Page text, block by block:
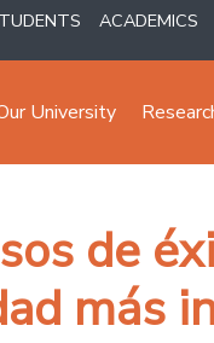
ACADEMICS
University
de
más